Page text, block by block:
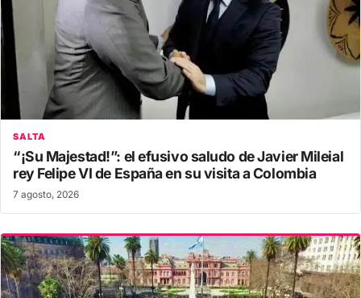
SALTA
“¡Su Majestad!”: el efusivo saludo de Javier Mileial
rey Felipe VI de España en su visita a Colombia
7 agosto, 2026